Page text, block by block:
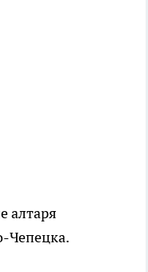
алтаря
Чепецка.